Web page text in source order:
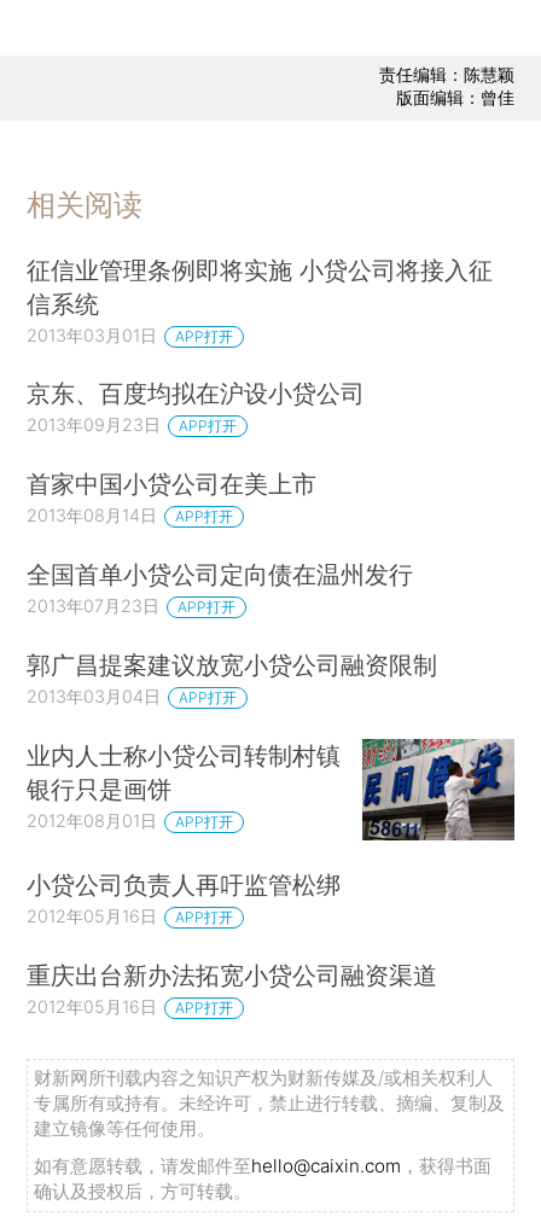
责任编辑：陈慧颖
版面编辑：曾佳
相关阅读
征信业管理条例即将实施 小贷公司将接入征
信系统
2013年03月01日 APP打开
京东、百度均拟在沪设小贷公司
2013年09月23日 APP打开
首家中国小贷公司在美上市
2013年08月14日 APP打开
全国首单小贷公司定向债在温州发行
2013年07月23日 APP打开
郭广昌提案建议放宽小贷公司融资限制
2013年03月04日 APP打开
业内人士称小贷公司转制村镇
银行只是画饼
2012年08月01日 APP打开
小贷公司负责人再吁监管松绑
2012年05月16日 APP打开
重庆出台新办法拓宽小贷公司融资渠道
2012年05月16日 APP打开
财新网所刊载内容之知识产权为财新传媒及/或相关权利人
专属所有或持有。未经许可，禁止进行转载、摘编、复制及
建立镜像等任何使用。
如有意愿转载，请发邮件至hello@caixin.com ，获得书面
确认及授权后，方可转载。